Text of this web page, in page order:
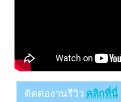
ติดต่องานรีวิว คลิกที่นี่